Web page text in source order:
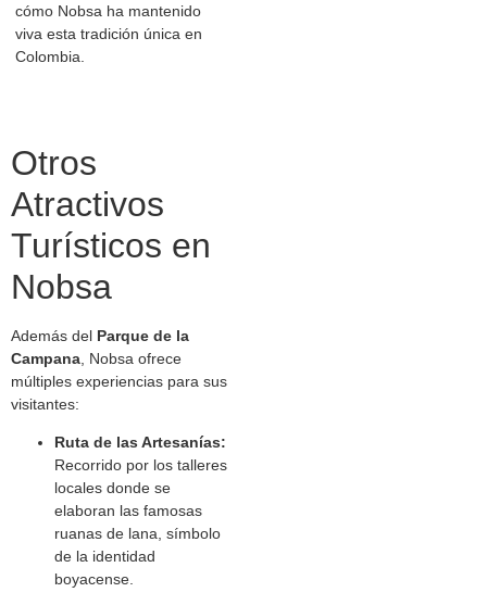
cómo Nobsa ha mantenido
viva esta tradición única en
Colombia.
Otros
Atractivos
Turísticos en
Nobsa
Además del Parque de la
Campana , Nobsa ofrece
múltiples experiencias para sus
visitantes:
Ruta de las Artesanías:
Recorrido por los talleres
locales donde se
elaboran las famosas
ruanas de lana, símbolo
de la identidad
boyacense.